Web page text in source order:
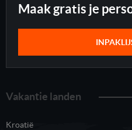
Maak gratis je
Vakantie landen
Kroatië